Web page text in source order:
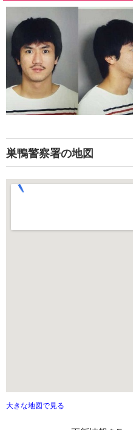
巣鴨警察署の地図
大きな地図で見る